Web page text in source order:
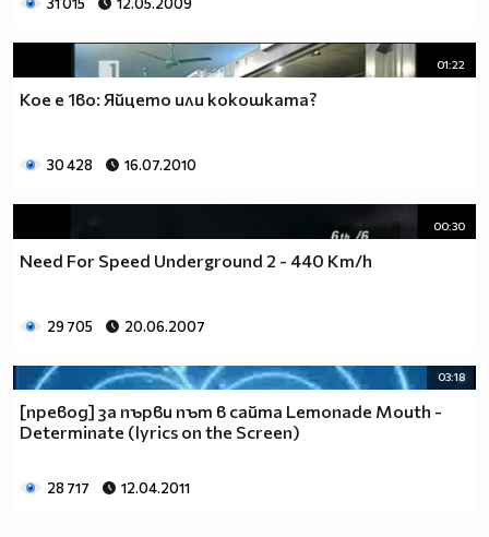
31 015 12.05.2009
01:22
Кое е 1во: Яйцето или кокошката?
30 428 16.07.2010
00:30
Need For Speed Underground 2 - 440 Km/h
29 705 20.06.2007
03:18
[превод] за първи път в сайта Lemonade Mouth -
Determinate (lyrics on the Screen)
28 717 12.04.2011